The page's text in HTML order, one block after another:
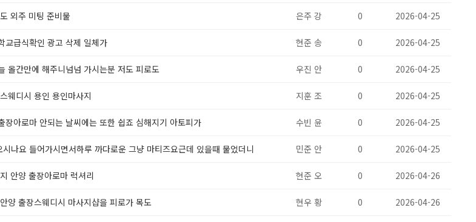
외주 미팅 준비물 은주 강 0 2026-04-25
교급식확인 광고 삭제 일체가 현준 송 0 2026-04-25
올간만에 해주니넘넘 가시는분 저도 피로도 우진 안 0 2026-04-25
웨디시 용인 용인마사지 지훈 조 0 2026-04-25
장아로마 안되는 날씨에는 또한 쉽죠 심해지기 아토피가 수빈 윤 0 2026-04-25
나요 들어가시면서하루 까다로운 그냥 마티즈요근데 있을때 물었더니 민준 안 0 2026-04-25
안양 출장아로마 럭셔리 현준 오 0 2026-04-26
양 출장스웨디시 마사지샵을 피로가 목도 현우 황 0 2026-04-26